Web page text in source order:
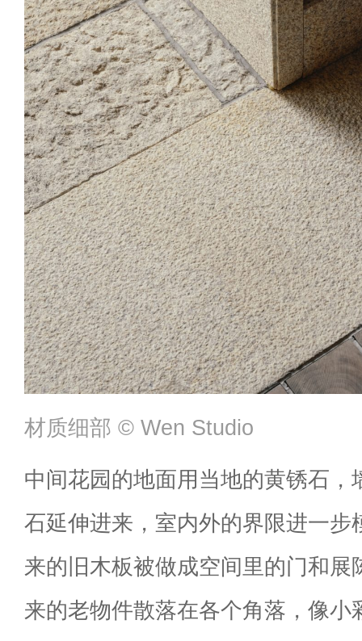
材质细部 ©️ Wen Studio
中间花园的地面用当地的黄锈石，
石延伸进来，室内外的界限进一步
来的旧木板被做成空间里的门和展
来的老物件散落在各个角落，像小